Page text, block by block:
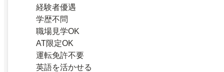
経験者優遇
学歴不問
職場見学OK
AT限定OK
運転免許不要
英語を活かせる